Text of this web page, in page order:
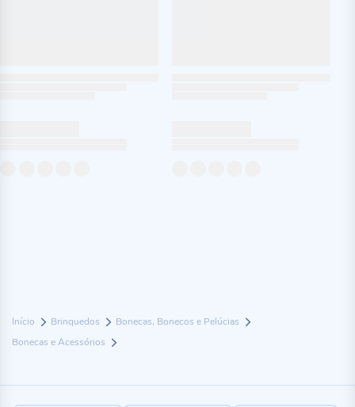
Início Brinquedos
Bonecas, Bonecos e Pelúcias
Bonecas e Acessórios